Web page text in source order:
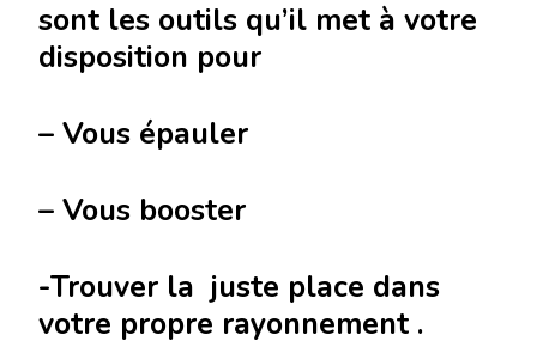
sont les outils qu’il met à votre
disposition pour
– Vous épauler
– Vous booster
-Trouver la juste place dans
votre propre rayonnement .